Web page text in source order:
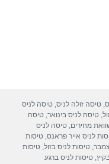
2016
,טיסה זולה לניס,טיסה לניס
,טיסה לניס בינואר,טיסה
מחירים,טיסה לניס
לניס אייר פראנס,טיסות
,טיסות לניס בזול,טיסות
,טיסות לניס ברגע